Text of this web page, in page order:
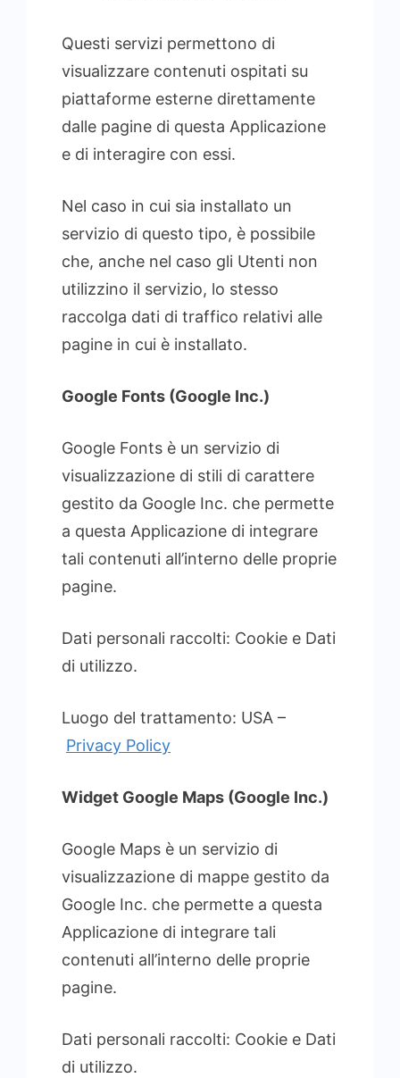
Questi servizi permettono di
visualizzare contenuti ospitati su
piattaforme esterne direttamente
dalle pagine di questa Applicazione
e di interagire con essi.
Nel caso in cui sia installato un
servizio di questo tipo, è possibile
che, anche nel caso gli Utenti non
utilizzino il servizio, lo stesso
raccolga dati di traffico relativi alle
pagine in cui è installato.
Google Fonts (Google Inc.)
Google Fonts è un servizio di
visualizzazione di stili di carattere
gestito da Google Inc. che permette
a questa Applicazione di integrare
tali contenuti all’interno delle proprie
pagine.
Dati personali raccolti: Cookie e Dati
di utilizzo.
Luogo del trattamento: USA –
Privacy Policy
Widget Google Maps (Google Inc.)
Google Maps è un servizio di
visualizzazione di mappe gestito da
Google Inc. che permette a questa
Applicazione di integrare tali
contenuti all’interno delle proprie
pagine.
Dati personali raccolti: Cookie e Dati
di utilizzo.